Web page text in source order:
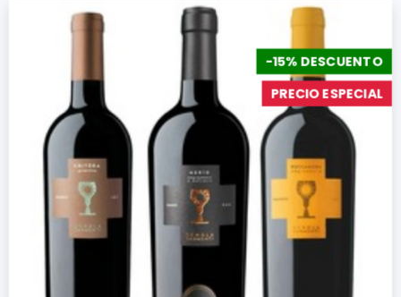
-15% DESCUENTO
PRECIO ESPECIAL